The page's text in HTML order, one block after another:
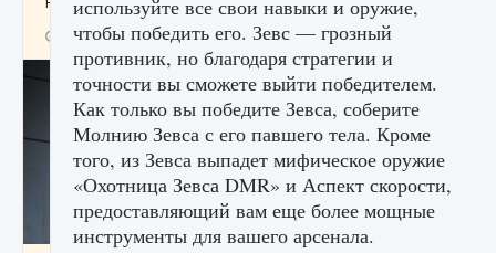
9 августа 2024 2 711 0 0
используйте все свои навыки и оружие,
чтобы победить его. Зевс — грозный
противник, но благодаря стратегии и
точности вы сможете выйти победителем.
Как только вы победите Зевса, соберите
Молнию Зевса с его павшего тела. Кроме
того, из Зевса выпадет мифическое оружие
«Охотница Зевса DMR» и Аспект скорости,
предоставляющий вам еще более мощные
инструменты для вашего арсенала.